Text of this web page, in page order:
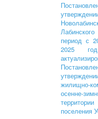
период с
2025
жилищно-
осенне-
поселения